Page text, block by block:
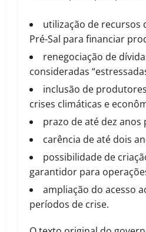
utilização de recursos
Pré-Sal para financiar
renegociação de
consideradas
inclusão de
crises climáticas e
prazo de até dez anos
carência de até dois
possibilidade de
garantidor para
ampliação do acesso
períodos de crise.